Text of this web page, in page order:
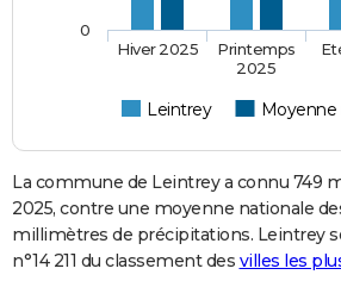
Leintrey Moyenne
Hiver 2025
Printemps
2025
0
La commune de Leintrey a connu 749
2025, contre une moyenne nationale
millimètres de précipitations. Leintrey
n°14 211 du classement des villes les